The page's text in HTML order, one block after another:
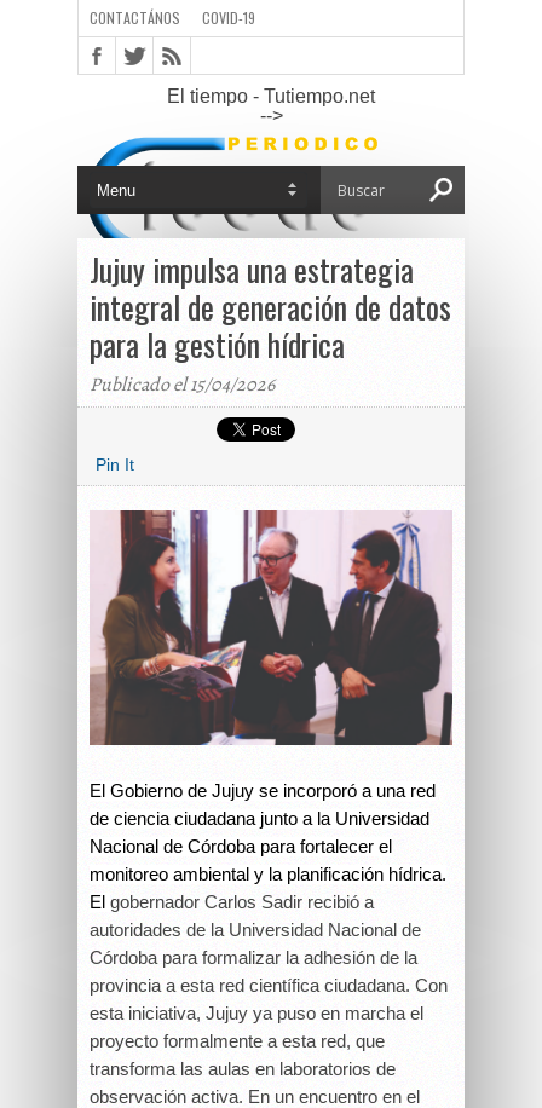
CONTACTÁNOS COVID-19
El tiempo - Tutiempo.net
-->
Jujuy impulsa una estrategia
integral de generación de datos
para la gestión hídrica
Publicado el 15/04/2026
Pin It
El Gobierno de Jujuy se incorporó a una red
de ciencia ciudadana junto a la Universidad
Nacional de Córdoba para fortalecer el
monitoreo ambiental y la planificación hídrica.
El gobernador Carlos Sadir recibió a
autoridades de la Universidad Nacional de
Córdoba para formalizar la adhesión de la
provincia a esta red científica ciudadana. Con
esta iniciativa, Jujuy ya puso en marcha el
proyecto formalmente a esta red, que
transforma las aulas en laboratorios de
observación activa. En un encuentro en el